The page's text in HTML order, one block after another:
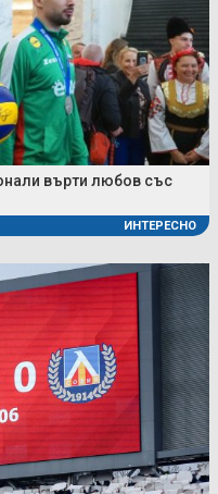
върти любов със
ИНТЕРЕСНО